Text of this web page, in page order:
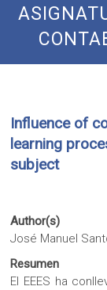
Influence of
learning
subject
Author(s)
José Manuel
Resumen
El EEES ha